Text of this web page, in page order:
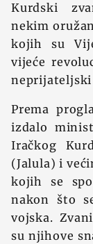
Kurdski
nekim
kojih su
vijeće
neprijateljski
Prema
izdalo
Iračkog
(Jalula) i
kojih se
nakon što
vojska.
su njihove